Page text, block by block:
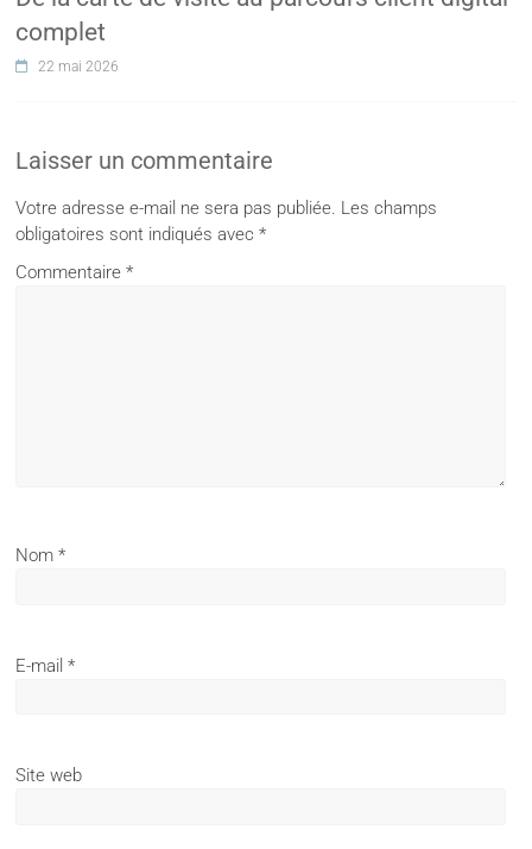
complet
22 mai 2026
Laisser un commentaire
Votre adresse e-mail ne sera pas publiée. Les champs
obligatoires sont indiqués avec*
Commentaire*
Nom*
E-mail*
Site web